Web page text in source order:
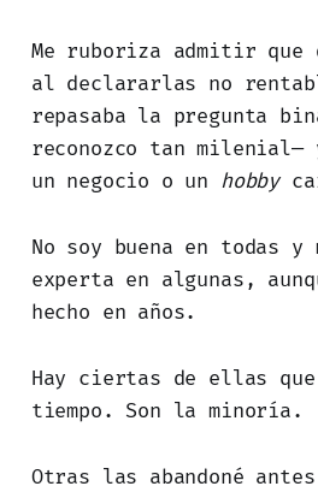
Me ruboriza admitir
al declararlas no
repasaba la pregunta
reconozco tan milenial—
un negocio o un hobby
No soy buena en todas y
experta en algunas,
hecho en años.
Hay ciertas de ellas
tiempo. Son la minoría.
Otras las abandoné